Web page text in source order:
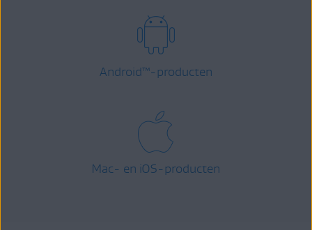
Android™-producten
Mac- en iOS-producten